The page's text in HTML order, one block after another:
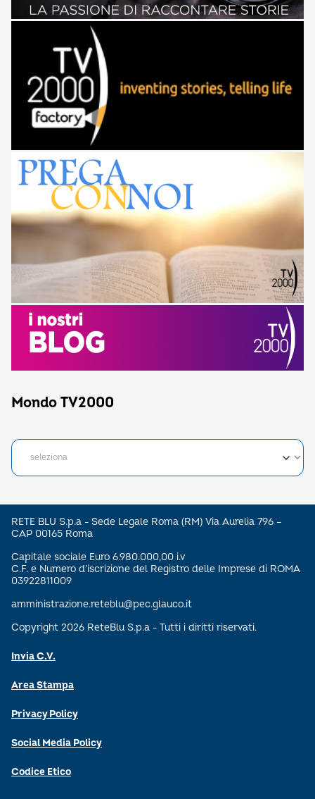
Mondo TV2000
RETE BLU S.p.a - Sede Legale Roma (RM) Via Aurelia 796 –
CAP 00165 Roma
Capitale sociale Euro 6.980.000,00 i.v
C.F. e Numero d’iscrizione del Registro delle Imprese di ROMA
03922811009
amministrazione.reteblu@pec.glauco.it
Copyright 2026 ReteBlu S.p.a - Tutti i diritti riservati.
Invia C.V.
Area Stampa
Privacy Policy
Social Media Policy
Codice Etico